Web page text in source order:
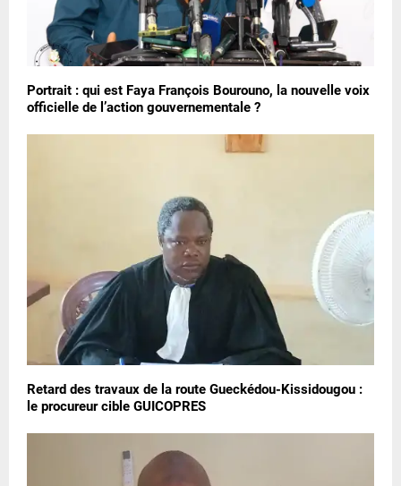
Portrait : qui est Faya François Bourouno, la nouvelle voix
officielle de l’action gouvernementale ?
Retard des travaux de la route Gueckédou-Kissidougou :
le procureur cible GUICOPRES